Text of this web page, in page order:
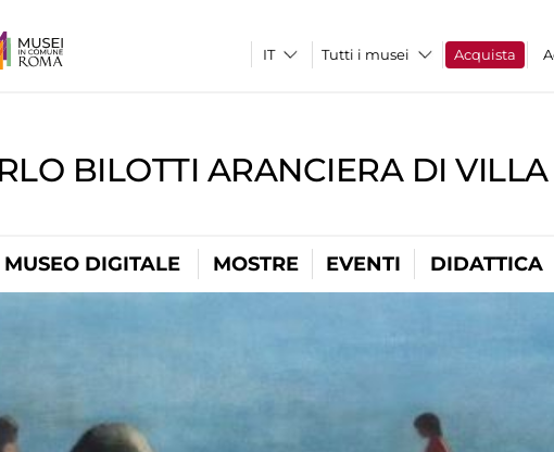
Tutti i musei Acquista
BILOTTI ARANCIERA DI
MUSEO DIGITALE MOSTRE EVENTI DIDATTICA